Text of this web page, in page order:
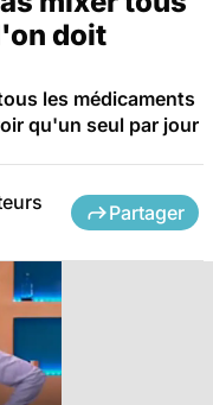
doit
les médicaments
qu'un seul par jour
Partager